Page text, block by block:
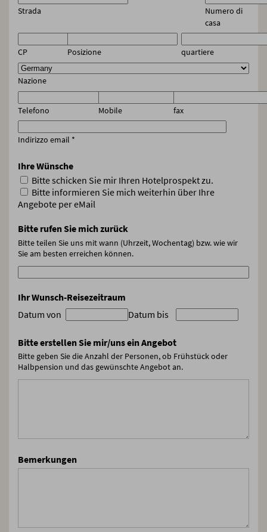
Strada
Numero di
casa
CP Posizione quartiere
Nazione
Telefono Mobile fax
Indirizzo email *
Ihre Wünsche
Bitte schicken Sie mir Ihren Hotelprospekt zu.
Bitte informieren Sie mich weiterhin über Ihre
Angebote per eMail
Bitte rufen Sie mich zurück
Bitte teilen Sie uns mit wann (Uhrzeit, Wochentag) bzw. wie wir
Sie am besten erreichen können.
Ihr Wunsch-Reisezeitraum
Datum von
Datum bis
Bitte erstellen Sie mir/uns ein Angebot
Bitte geben Sie die Anzahl der Personen, ob Frühstück oder
Halbpension und das gewünschte Angebot an.
Bemerkungen